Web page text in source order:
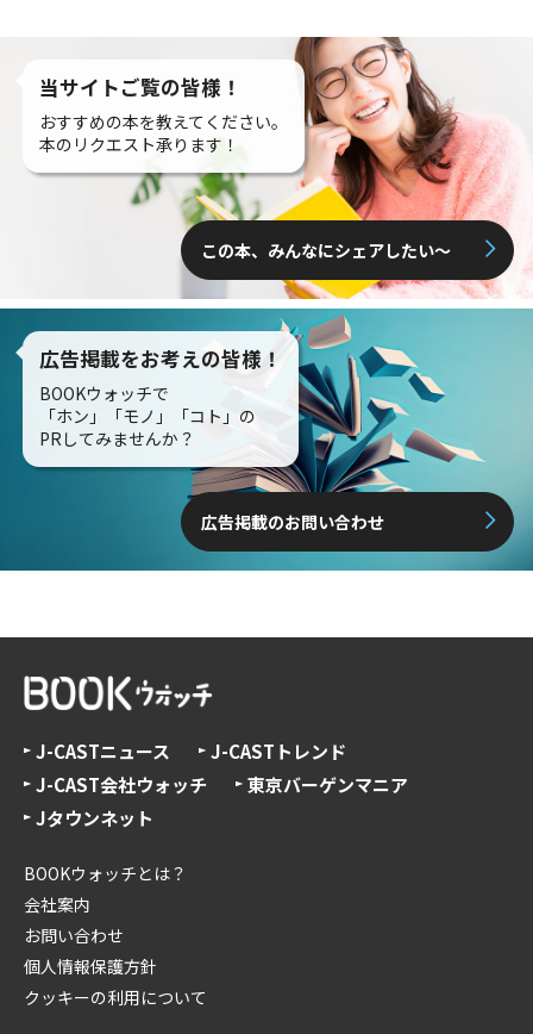
当サイトご覧の皆様！
おすすめの本を教えてください。
本のリクエスト承ります！
この本、みんなにシェアしたい〜
広告掲載をお考えの皆様！
BOOKウォッチで
「ホン」「モノ」「コト」の
PRしてみませんか？
広告掲載のお問い合わせ
J-CASTニュース
J-CASTトレンド
J-CAST会社ウォッチ
東京バーゲンマニア
Jタウンネット
BOOKウォッチとは？
会社案内
お問い合わせ
個人情報保護方針
クッキーの利用について